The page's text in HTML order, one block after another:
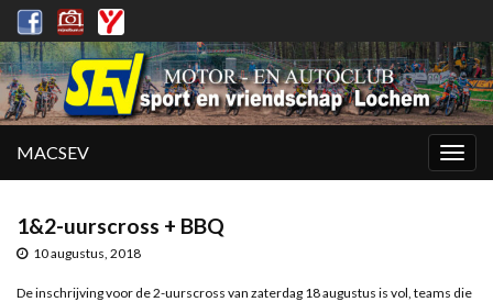
MACSEV
1&2-uurscross + BBQ
10 augustus, 2018
De inschrijving voor de 2-uurscross van zaterdag 18 augustus is vol, teams die